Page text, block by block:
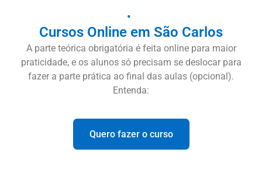
Cursos Online em São Carlos
A parte teórica obrigatória é feita online para maior
praticidade, e os alunos só precisam se deslocar para
fazer a parte prática ao final das aulas (opcional).
Entenda:
Quero fazer o curso